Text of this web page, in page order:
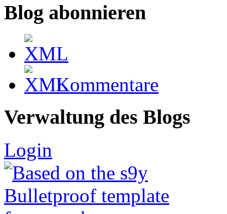
Blog abonnieren
Kommentare
Verwaltung des Blogs
Login